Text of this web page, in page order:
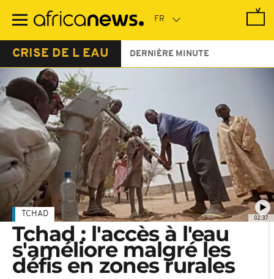
contenu
CRISE DE L EAU DERNIÈRE MINUTE
02:37
TCHAD
Tchad : l'accès à l'eau
s'améliore malgré les
défis en zones rurales